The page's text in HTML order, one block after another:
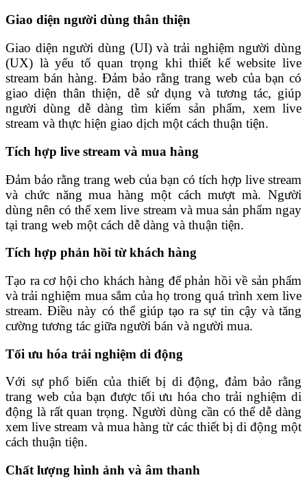
Giao diện người dùng thân thiện
Giao diện người dùng (UI) và trải nghiệm người dùng
(UX) là yếu tố quan trọng khi thiết kế website live
stream bán hàng. Đảm bảo rằng trang web của bạn có
giao diện thân thiện, dễ sử dụng và tương tác, giúp
người dùng dễ dàng tìm kiếm sản phẩm, xem live
stream và thực hiện giao dịch một cách thuận tiện.
Tích hợp live stream và mua hàng
Đảm bảo rằng trang web của bạn có tích hợp live stream
và chức năng mua hàng một cách mượt mà. Người
dùng nên có thể xem live stream và mua sản phẩm ngay
tại trang web một cách dễ dàng và thuận tiện.
Tích hợp phản hồi từ khách hàng
Tạo ra cơ hội cho khách hàng để phản hồi về sản phẩm
và trải nghiệm mua sắm của họ trong quá trình xem live
stream. Điều này có thể giúp tạo ra sự tin cậy và tăng
cường tương tác giữa người bán và người mua.
Tối ưu hóa trải nghiệm di động
Với sự phổ biến của thiết bị di động, đảm bảo rằng
trang web của bạn được tối ưu hóa cho trải nghiệm di
động là rất quan trọng. Người dùng cần có thể dễ dàng
xem live stream và mua hàng từ các thiết bị di động một
cách thuận tiện.
Chất lượng hình ảnh và âm thanh